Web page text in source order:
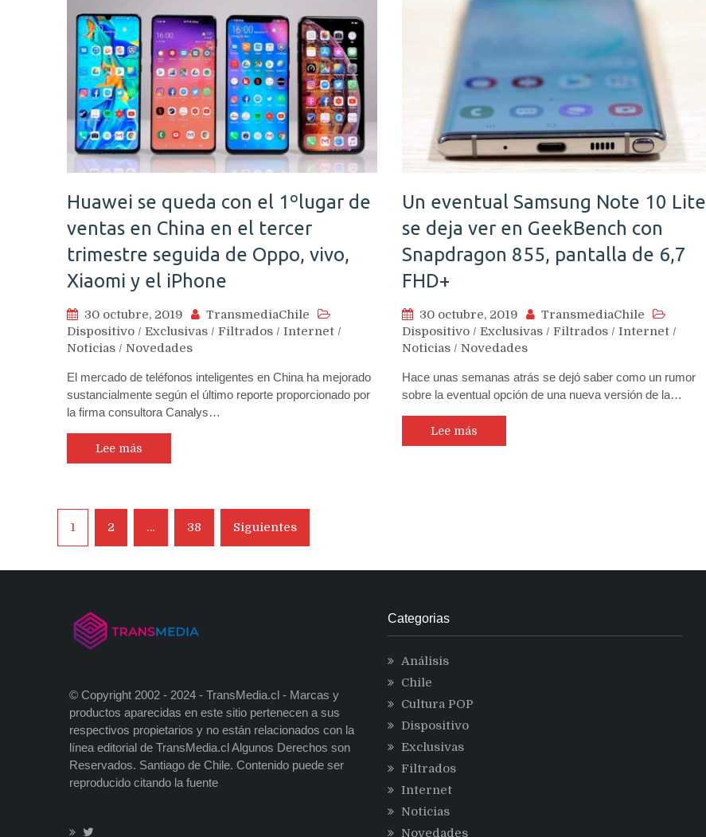
Huawei se queda con el 1ºlugar de
ventas en China en el tercer
trimestre seguida de Oppo, vivo,
Xiaomi y el iPhone
30 octubre, 2019
TransmediaChile
Dispositivo / Exclusivas / Filtrados / Internet /
Noticias / Novedades
El mercado de teléfonos inteligentes en China ha mejorado
sustancialmente según el último reporte proporcionado por
la firma consultora Canalys…
Lee más
Un eventual Samsung Note 10 Lite
se deja ver en GeekBench con
Snapdragon 855, pantalla de 6,7
FHD+
30 octubre, 2019
TransmediaChile
Dispositivo / Exclusivas / Filtrados / Internet /
Noticias / Novedades
Hace unas semanas atrás se dejó saber como un rumor
sobre la eventual opción de una nueva versión de la…
Lee más
Navegación
de
entradas
1 2 … 38 Siguientes
© Copyright 2002 - 2024 - TransMedia.cl - Marcas y
productos aparecidas en este sitio pertenecen a sus
respectivos propietarios y no están relacionados con la
línea editorial de TransMedia.cl Algunos Derechos son
Reservados. Santiago de Chile. Contenido puede ser
reproducido citando la fuente
Categorias
Análisis
Chile
Cultura POP
Dispositivo
Exclusivas
Filtrados
Internet
Noticias
Novedades